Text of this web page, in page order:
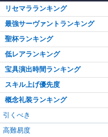
リセマラランキング
最強サーヴァントランキング
聖杯ランキング
低レアランキング
宝具演出時間ランキング
スキル上げ優先度
概念礼装ランキング
引くべき
高難易度